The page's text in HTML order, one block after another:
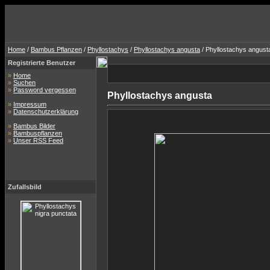
Home / Bambus Pflanzen / Phyllostachys / Phyllostachys angusta / Phyllostachys
Registrierte Benutzer
» Home
» Suchen
» Password vergessen
» Impressum
» Datenschutzerklärung
» Bambus Bilder
» Bambuspflanzen
» Unser RSS Feed
Zufallsbild
Phyllostachys angusta